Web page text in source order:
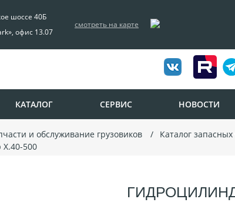
шоссе 40Б
офис 13.07
смотреть на карте
КАТАЛОГ СЕРВИС НОВОСТИ
и обслуживание грузовиков Каталог запасных
Х.40-500